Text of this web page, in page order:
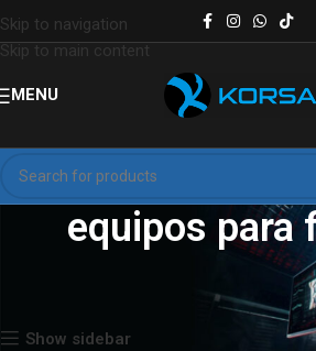
Skip to navigation
Skip to main content
MENU
equipos para
Productos etiquetados “equipos
Show sidebar